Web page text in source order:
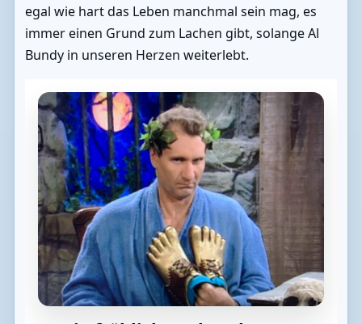
egal wie hart das Leben manchmal sein mag, es
immer einen Grund zum Lachen gibt, solange Al
Bundy in unseren Herzen weiterlebt.